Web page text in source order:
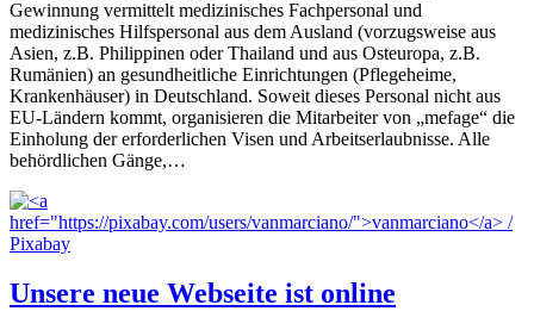
Gewinnung vermittelt medizinisches Fachpersonal und
medizinisches Hilfspersonal aus dem Ausland (vorzugsweise aus
Asien, z.B. Philippinen oder Thailand und aus Osteuropa, z.B.
Rumänien) an gesundheitliche Einrichtungen (Pflegeheime,
Krankenhäuser) in Deutschland. Soweit dieses Personal nicht aus
EU-Ländern kommt, organisieren die Mitarbeiter von „mefage“ die
Einholung der erforderlichen Visen und Arbeitserlaubnisse. Alle
behördlichen Gänge,…
Unsere neue Webseite ist online